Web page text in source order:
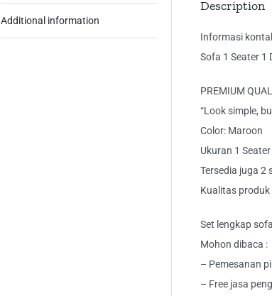
Additional information
Description
Informasi
Sofa 1 Seater 1
PREMIUM
“Look simple,
Color: Maroon
Ukuran 1
Tersedia juga 2
Kualitas produk
Set lengkap
Mohon dibaca :
– Pemesanan
– Free jasa